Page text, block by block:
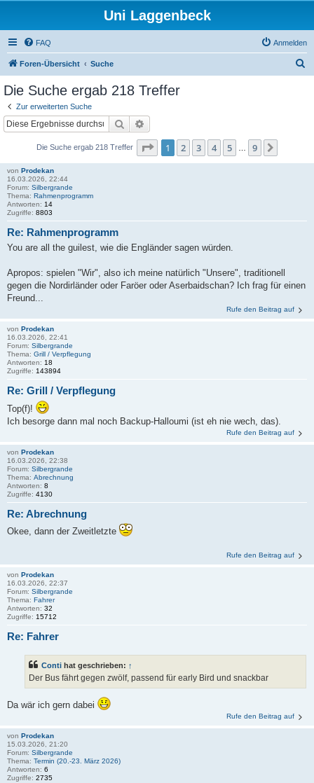
Uni Laggenbeck
FAQ Anmelden
Foren-Übersicht Suche
Die Suche ergab 218 Treffer
Zur erweiterten Suche
Suche
Die Suche ergab 218 Treffer Seite 1von
1 2 3 4 5 9
von Prodekan
16.03.2026, 22:44
Forum: Silbergrande
Thema: Rahmenprogramm
Antworten: 14
Zugriffe: 8803
Re: Rahmenprogramm
You are all the guilest, wie die Engländer sagen würden.
Apropos: spielen "Wir", also ich meine natürlich "Unsere", traditionell
gegen die Nordirländer oder Faröer oder Aserbaidschan? Ich frag für einen
Freund...
Rufe den Beitrag auf
von Prodekan
16.03.2026, 22:41
Forum: Silbergrande
Thema: Grill / Verpflegung
Antworten: 18
Zugriffe: 143894
Re: Grill / Verpflegung
Top(f)!
Ich besorge dann mal noch Backup-Halloumi (ist eh nie wech, das).
Rufe den Beitrag auf
von Prodekan
16.03.2026, 22:38
Forum: Silbergrande
Thema: Abrechnung
Antworten: 8
Zugriffe: 4130
Re: Abrechnung
Okee, dann der Zweitletzte
Rufe den Beitrag auf
von Prodekan
16.03.2026, 22:37
Forum: Silbergrande
Thema: Fahrer
Antworten: 32
Zugriffe: 15712
Re: Fahrer
Conti hat geschrieben: ↑
Der Bus fährt gegen zwölf, passend für early Bird und snackbar
Da wär ich gern dabei
Rufe den Beitrag auf
von Prodekan
15.03.2026, 21:20
Forum: Silbergrande
Thema: Termin (20.-23. März 2026)
Antworten: 6
Zugriffe: 2735